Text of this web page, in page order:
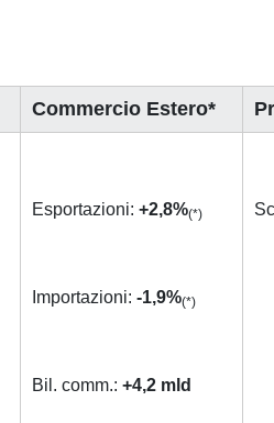
Commercio Estero*
Esportazioni: +2,8%(*)
Importazioni: -1,9%(*)
Bil. comm.: +4,2 mld